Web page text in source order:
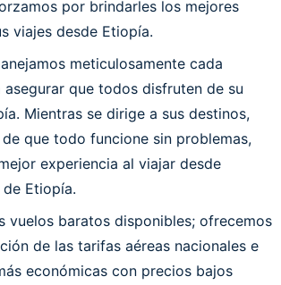
por brindarles los mejores
viajes desde Etiopía.
meticulosamente cada
que todos disfruten de su
Mientras se dirige a sus destinos,
que todo funcione sin problemas,
experiencia al viajar desde
Etiopía.
vuelos baratos disponibles; ofrecemos
de las tarifas aéreas nacionales e
económicas con precios bajos